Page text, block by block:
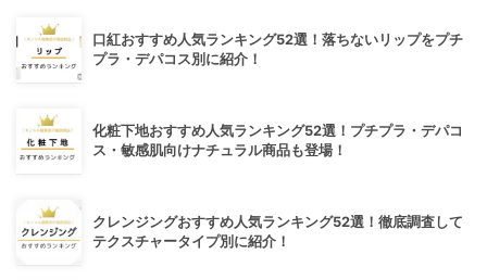
口紅おすすめ人気ランキング52選！落ちないリップをプチ
プラ・デパコス別に紹介！
化粧下地おすすめ人気ランキング52選！プチプラ・デパコ
ス・敏感肌向けナチュラル商品も登場！
クレンジングおすすめ人気ランキング52選！徹底調査して
テクスチャータイプ別に紹介！